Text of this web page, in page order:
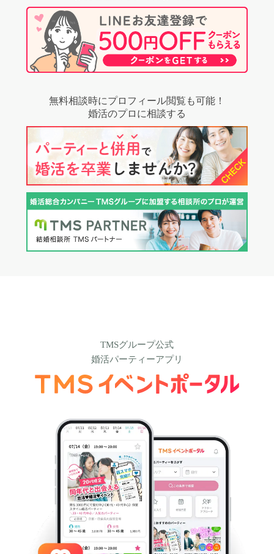
無料相談時にプロフィール閲覧も可能！
婚活のプロに相談する
TMSグループ公式
婚活パーティーアプリ